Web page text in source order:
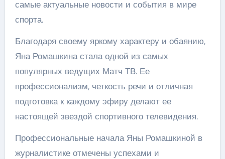
самые актуальные новости и события в мире
спорта.
Благодаря своему яркому характеру и обаянию,
Яна Ромашкина стала одной из самых
популярных ведущих Матч ТВ. Ее
профессионализм, четкость речи и отличная
подготовка к каждому эфиру делают ее
настоящей звездой спортивного телевидения.
Профессиональные начала Яны Ромашкиной в
журналистике отмечены успехами и